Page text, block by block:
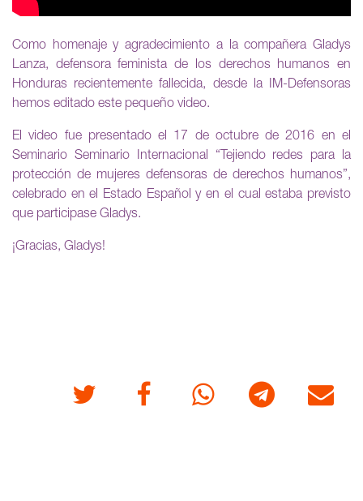
Como homenaje y agradecimiento a la compañera Gladys
Lanza, defensora feminista de los derechos humanos en
Honduras recientemente fallecida, desde la IM-Defensoras
hemos editado este pequeño video.
El video fue presentado el 17 de octubre de 2016 en el
Seminario Seminario Internacional “Tejiendo redes para la
protección de mujeres defensoras de derechos humanos”,
celebrado en el Estado Español y en el cual estaba previsto
que participase Gladys.
¡Gracias, Gladys!
Twitter FacebookWhatsappTelegram Correo